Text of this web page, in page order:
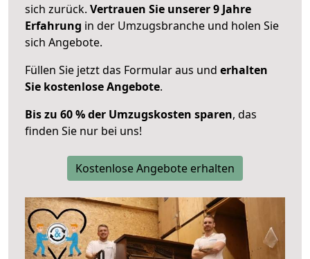
sich zurück. Vertrauen Sie unserer 9 Jahre
Erfahrung in der Umzugsbranche und holen Sie
sich Angebote.
Füllen Sie jetzt das Formular aus und erhalten
Sie kostenlose Angebote.
Bis zu 60 % der Umzugskosten sparen, das
finden Sie nur bei uns!
Kostenlose Angebote erhalten